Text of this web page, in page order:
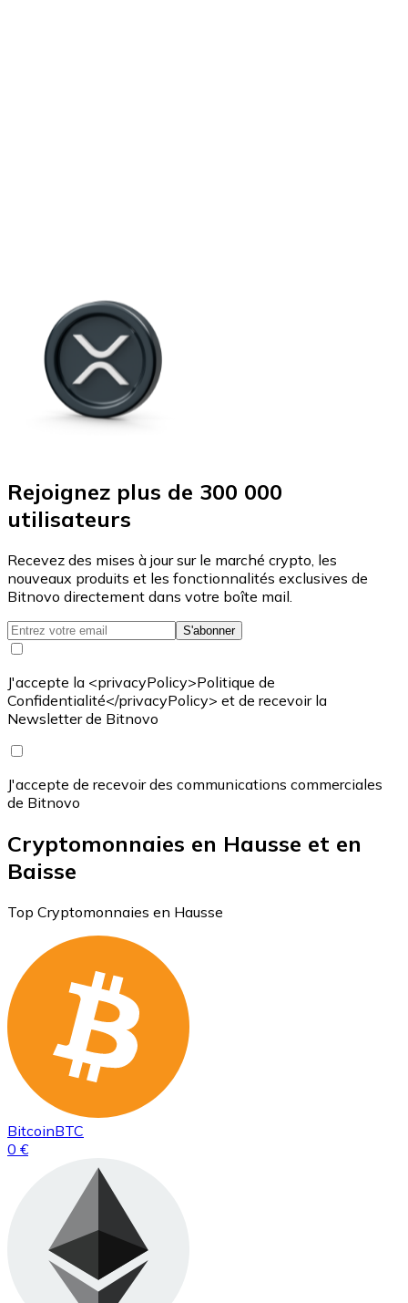
Rejoignez plus de 300 000
utilisateurs
Recevez des mises à jour sur le marché crypto, les
nouveaux produits et les fonctionnalités exclusives de
Bitnovo directement dans votre boîte mail.
S'abonner
J'accepte la <privacyPolicy>Politique de
Confidentialité</privacyPolicy> et de recevoir la
Newsletter de Bitnovo
J'accepte de recevoir des communications commerciales
de Bitnovo
Cryptomonnaies en Hausse et en
Baisse
Top Cryptomonnaies en Hausse
BitcoinBTC
0 €